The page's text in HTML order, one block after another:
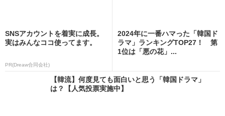
SNSアカウントを着実に成長。
実はみんなココ使ってます。
PR(Dreaw合同会社)
2024年に一番ハマった「韓国ド
ラマ」ランキングTOP27！ 第
1位は「悪の花」...
【韓流】何度見ても面白いと思う「韓国ドラマ」
は？【人気投票実施中】